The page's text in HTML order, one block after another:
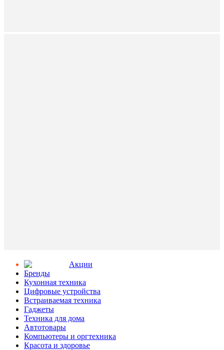
Aкции
Бренды
Кухонная техника
Цифровые устройства
Встраиваемая техника
Гаджеты
Техника для дома
Автотовары
Компьютеры и оргтехника
Красота и здоровье